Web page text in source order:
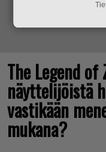
The Legend
näyttelijöistä
vastikään
mukana?